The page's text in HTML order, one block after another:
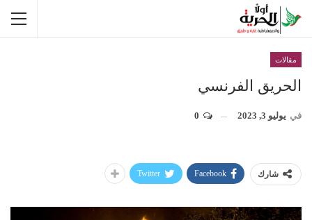
مقالات
الحريق الفرنسي
في يوليو 3, 2023
شارك Facebook
Twitter